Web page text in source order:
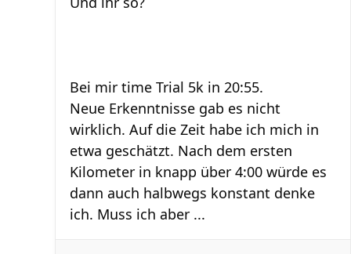
Bei mir time Trial 5k in 20:55.
Neue Erkenntnisse gab es nicht
wirklich. Auf die Zeit habe ich mich in
etwa geschätzt. Nach dem ersten
Kilometer in knapp über 4:00 würde es
dann auch halbwegs konstant denke
ich. Muss ich aber ...